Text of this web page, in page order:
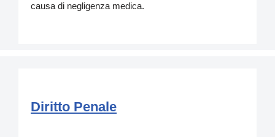
causa di negligenza medica.
Diritto Penale